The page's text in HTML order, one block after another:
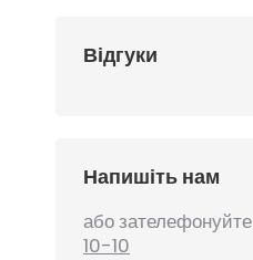
Відгуки
Напишіть нам
або зателефонуйте
10-10